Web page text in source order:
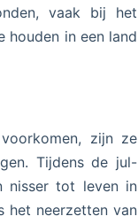
vaak bij het
houden in een land
zijn ze
Tijdens de jul-
nisser tot leven in
het neerzetten van